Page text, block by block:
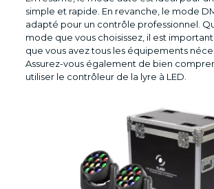
simple et rapide. En revanche, le mode
adapté pour un contrôle professionnel.
mode que vous choisissez, il est important
que vous avez tous les équipements
Assurez-vous également de bien
utiliser le contrôleur de la lyre à LED.